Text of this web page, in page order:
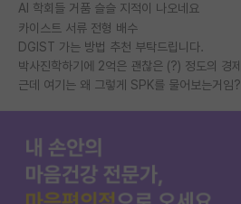
AI 학회들 거품 슬슬 지적이 나오네요
카이스트 서류 전형 배수
DGIST 가는 방법 추천 부탁드립니다.
근데 여기는 왜 그렇게 SPK를 물어보는거임?